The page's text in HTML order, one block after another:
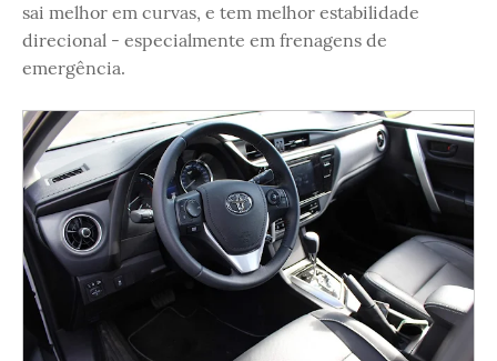
sai melhor em curvas, e tem melhor estabilidade
direcional - especialmente em frenagens de
emergência.